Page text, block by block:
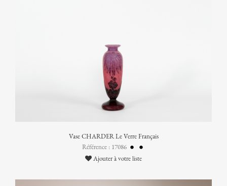
Vase CHARDER Le Verre Français
Référence : 17086
Ajouter à votre liste